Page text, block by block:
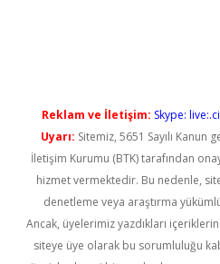
Reklam ve İletişim: Skype:
Uyarı: Sitemiz, 5651 Sayılı
İletişim Kurumu (BTK) tarafından
hizmet vermektedir. Bu nedenle,
denetleme veya araştırma
Ancak, üyelerimiz yazdıkları
siteye üye olarak bu sorumluluğu